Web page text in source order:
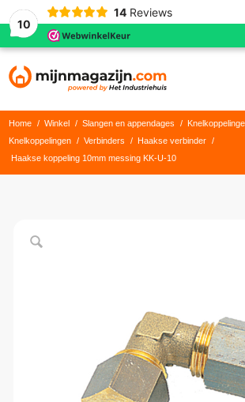
10
14 Reviews
Home / Winkel / Slangen en appendages /
Knelkoppelingen
/ Verbinders / Haakse verbinder
/
Haakse koppeling 10mm messing KK-U-10